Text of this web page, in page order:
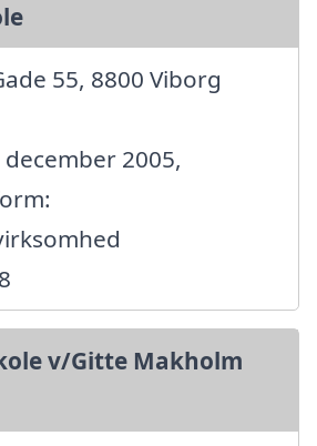
55, 8800 Viborg
2005,
v/Gitte Makholm